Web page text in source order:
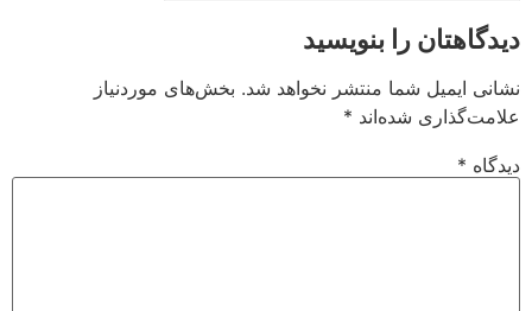
دیدگاهتان را بنویسید
نشانی ایمیل شما منتشر نخواهد شد. بخش‌های موردنیاز
علامت‌گذاری شده‌اند *
دیدگاه *